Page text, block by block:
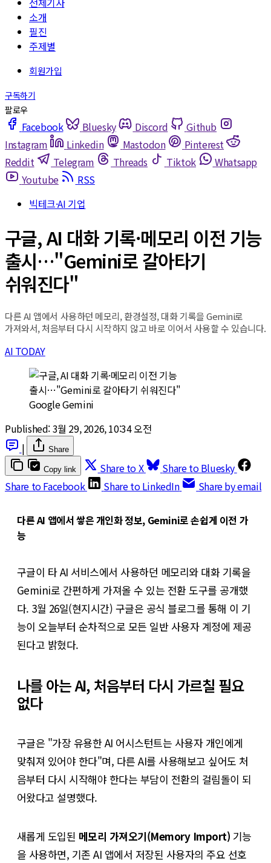
소개
필진
주제별
Facebook Bluesky Discord
Github
Instagram
Linkedin Mastodon
Pinterest
Reddit
Telegram Threads Tiktok
Whatsapp
Youtube
RSS
빅테크·AI 기업
구글, AI 대화 기록·메모리 이전 기능
출시…"Gemini로 갈아타기
쉬워진다"
다른 AI 앱에서 사용하던 메모리, 환경설정, 대화 기록을 Gemini로
가져와서, 처음부터 다시 시작하지 않고 바로 이어서 사용할 수 있습니다.
AI TODAY
Google Gemini
Published:3월 29, 2026, 10:34 오전
|
Share
Copy link Share to X
Share to Bluesky
Share to Facebook
Share to LinkedIn Share by email
다른 AI 앱에서 쌓은 개인화 정보, Gemini로 손쉽게 이전 가
능
구글이 타 AI 서비스에서 사용하던 메모리와 대화 기록을
Gemini로 간편하게 가져올 수 있는 전환 도구를 공개했
다. 3월 26일(현지시간) 구글은 공식 블로그를 통해 이 기
능이 오늘부터 순차적으로 모든 일반 사용자 계정에 제공
된다고 밝혔다.
나를 아는 AI, 처음부터 다시 가르칠 필요
없다
구글은 "가장 유용한 AI 어시스턴트는 사용자 개인에게
맞춰져 있어야 한다"며, 다른 AI를 사용해보고 싶어도 처
음부터 다시 시작해야 한다는 부담이 전환의 걸림돌이 되
어왔다고 설명했다.
새롭게 도입된 메모리 가져오기(Memory Import) 기능
을 사용하면, 기존 AI 앱에서 저장된 사용자의 주요 선호